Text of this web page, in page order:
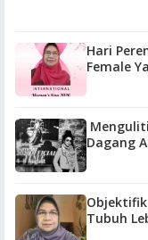
Hari
Female
Dagang
Tubuh